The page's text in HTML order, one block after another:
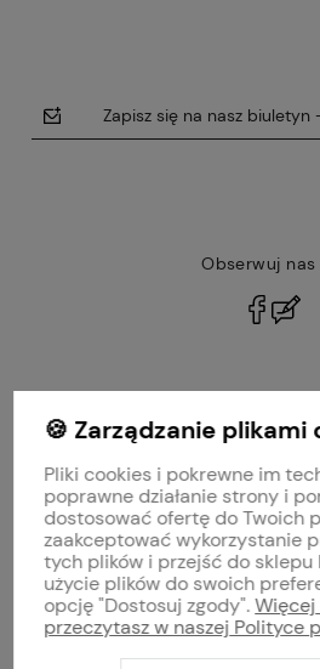
Zapisz się na nasz
Obserwuj nas
MOJE KONTO
PŁATNOŚCI I DOSTAWA
INFORMACJE
O NAS
🍪 Zarządzanie plikami
Pliki cookies i pokrewne im
poprawne działanie strony i
dostosować ofertę do Twoich
zaakceptować wykorzystanie
tych plików i przejść do
użycie plików do swoich
opcję "Dostosuj zgody".
przeczytasz w naszej Polityce